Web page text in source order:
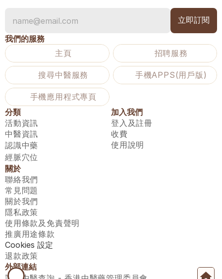
我們的服務
主頁
招聘服務
搜尋中醫服務 手機APPS(用戶版)
手機應用程式專頁
分類
活動資訊
中醫資訊
認識中藥
經脈穴位
加入我們
登入及註冊
收費
使用說明
關於
聯絡我們
常見問題
關於我們
隱私政策
使用條款及免責聲明
推廣用途條款
Cookies 設定
退款政策
外部連結